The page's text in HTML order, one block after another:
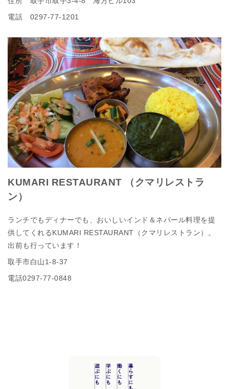
電話 0297-77-1201
KUMARI RESTAURANT （クマリレストラ
ン）
ランチでもディナーでも、おいしいインド＆ネパール料理を提
供してくれるKUMARI RESTAURANT（クマリレストラン）。
出前も行っています！
取手市白山1-8-37
電話0297-77-0848